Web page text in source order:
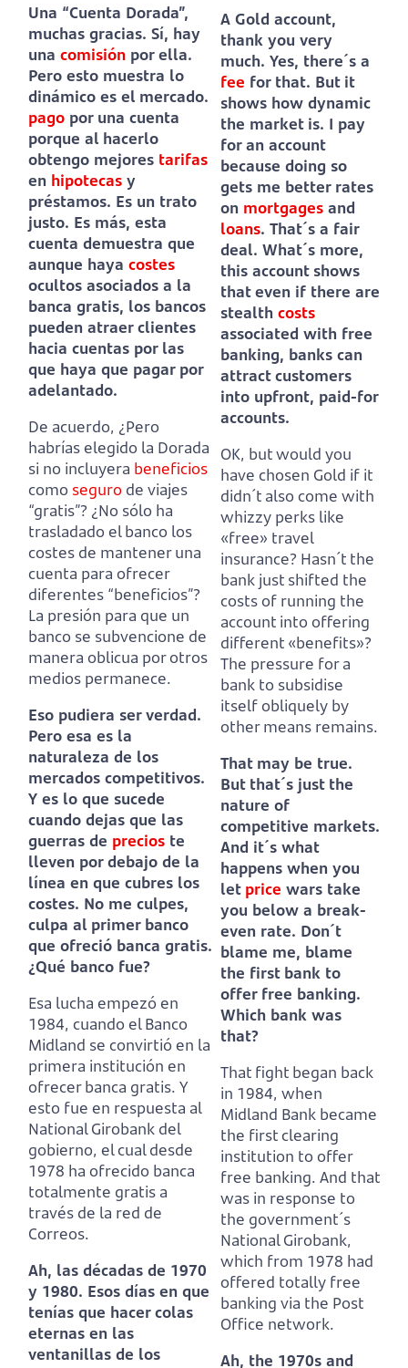
Una “Cuenta Dorada”,
muchas gracias. Sí, hay
una comisión por ella.
Pero esto muestra lo
dinámico es el mercado.
pago por una cuenta
porque al hacerlo
obtengo mejores tarifas
en hipotecas y
préstamos. Es un trato
justo. Es más, esta
cuenta demuestra que
aunque haya costes
ocultos asociados a la
banca gratis, los bancos
pueden atraer clientes
hacia cuentas por las
que haya que pagar por
adelantado.
De acuerdo, ¿Pero
habrías elegido la Dorada
si no incluyera beneficios
como seguro de viajes
“gratis”? ¿No sólo ha
trasladado el banco los
costes de mantener una
cuenta para ofrecer
diferentes “beneficios”?
La presión para que un
banco se subvencione de
manera oblicua por otros
medios permanece.
Eso pudiera ser verdad.
Pero esa es la
naturaleza de los
mercados competitivos.
Y es lo que sucede
cuando dejas que las
guerras de precios te
lleven por debajo de la
línea en que cubres los
costes. No me culpes,
culpa al primer banco
que ofreció banca gratis.
¿Qué banco fue?
Esa lucha empezó en
1984, cuando el Banco
Midland se convirtió en la
primera institución en
ofrecer banca gratis. Y
esto fue en respuesta al
National Girobank del
gobierno, el cual desde
1978 ha ofrecido banca
totalmente gratis a
través de la red de
Correos.
Ah, las décadas de 1970
y 1980. Esos días en que
tenías que hacer colas
eternas en las
ventanillas de los
A Gold account,
thank you very
much. Yes, there´s a
fee for that. But it
shows how dynamic
the market is. I pay
for an account
because doing so
gets me better rates
on mortgages and
loans. That´s a fair
deal. What´s more,
this account shows
that even if there are
stealth costs
associated with free
banking, banks can
attract customers
into upfront, paid-for
accounts.
OK, but would you
have chosen Gold if it
didn´t also come with
whizzy perks like
«free» travel
insurance? Hasn´t the
bank just shifted the
costs of running the
account into offering
different «benefits»?
The pressure for a
bank to subsidise
itself obliquely by
other means remains.
That may be true.
But that´s just the
nature of
competitive markets.
And it´s what
happens when you
let price wars take
you below a break-
even rate. Don´t
blame me, blame
the first bank to
offer free banking.
Which bank was
that?
That fight began back
in 1984, when
Midland Bank became
the first clearing
institution to offer
free banking. And that
was in response to
the government´s
National Girobank,
which from 1978 had
offered totally free
banking via the Post
Office network.
Ah, the 1970s and